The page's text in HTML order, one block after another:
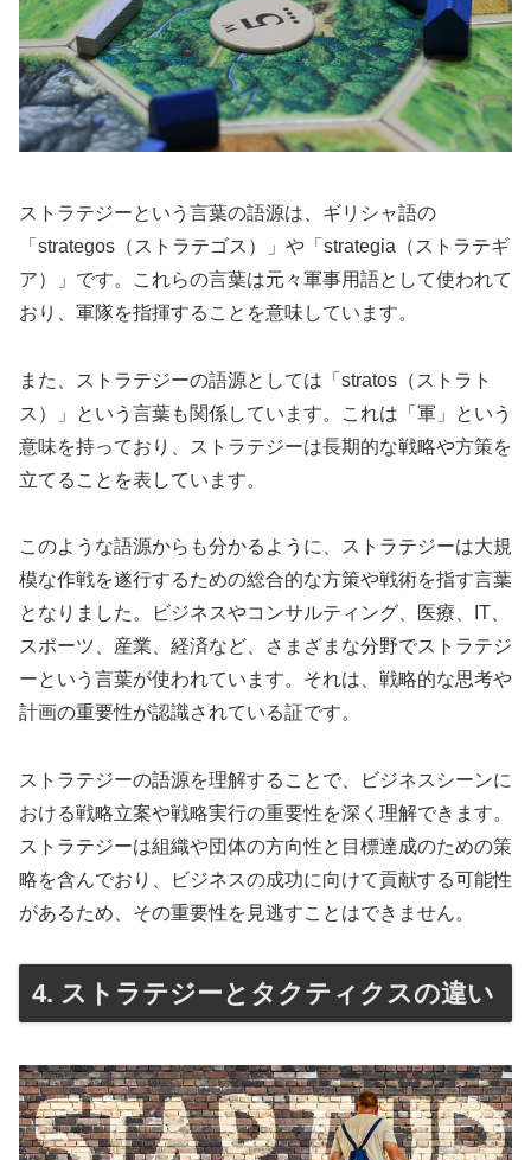
ストラテジーという言葉の語源は、ギリシャ語の
「strategos（ストラテゴス）」や「strategia（ストラテギ
ア）」です。これらの言葉は元々軍事用語として使われて
おり、軍隊を指揮することを意味しています。
また、ストラテジーの語源としては「stratos（ストラト
ス）」という言葉も関係しています。これは「軍」という
意味を持っており、ストラテジーは長期的な戦略や方策を
立てることを表しています。
このような語源からも分かるように、ストラテジーは大規
模な作戦を遂行するための総合的な方策や戦術を指す言葉
となりました。ビジネスやコンサルティング、医療、IT、
スポーツ、産業、経済など、さまざまな分野でストラテジ
ーという言葉が使われています。それは、戦略的な思考や
計画の重要性が認識されている証です。
ストラテジーの語源を理解することで、ビジネスシーンに
おける戦略立案や戦略実行の重要性を深く理解できます。
ストラテジーは組織や団体の方向性と目標達成のための策
略を含んでおり、ビジネスの成功に向けて貢献する可能性
があるため、その重要性を見逃すことはできません。
4. ストラテジーとタクティクスの違い